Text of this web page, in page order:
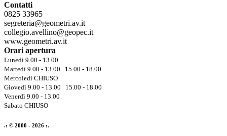
Contatti
0825 33965
segreteria@geometri.av.it
collegio.avellino@geopec.it
www.geometri.av.it
Orari apertura
Lunedì 9.00 - 13.00
Martedì 9.00 - 13.00 15.00 - 18.00
Mercoledì CHIUSO
Giovedì 9.00 - 13.00 15.00 - 18.00
Venerdì 9.00 - 13.00
Sabato CHIUSO
.: © 2000 - 2026 :.